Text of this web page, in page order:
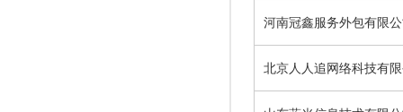
河南冠鑫服务外包有限
北京人人追网络科技有